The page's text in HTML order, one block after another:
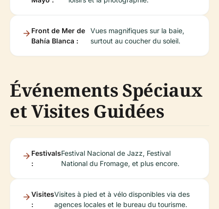
Front de Mer de
Bahía Blanca :
Vues magnifiques sur la baie,
surtout au coucher du soleil.
Événements Spéciaux
et Visites Guidées
Festivals
:
Festival Nacional de Jazz, Festival
National du Fromage, et plus encore.
Visites
:
Visites à pied et à vélo disponibles via des
agences locales et le bureau du tourisme.